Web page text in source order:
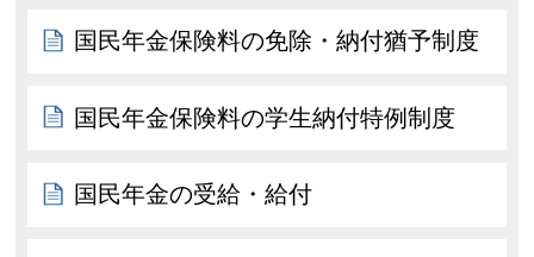
国民年金保険料の免除・納付猶予制度
国民年金保険料の学生納付特例制度
国民年金の受給・給付